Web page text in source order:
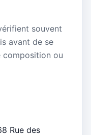
souvent
avant de se
composition ou
Rue des